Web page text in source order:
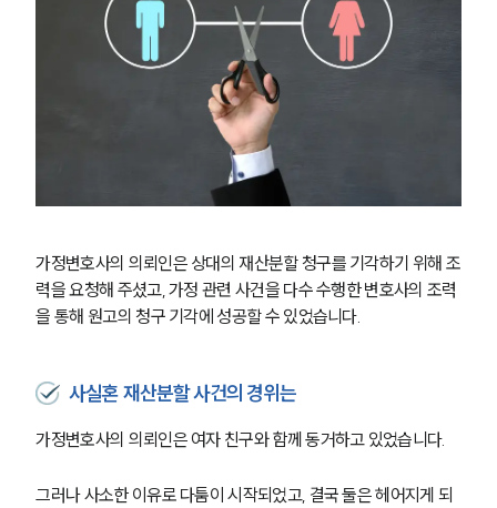
가정변호사의 의뢰인은 상대의 재산분할 청구를 기각하기 위해 조
력을 요청해 주셨고, 가정 관련 사건을 다수 수행한 변호사의 조력
을 통해 원고의 청구 기각에 성공할 수 있었습니다.
사실혼 재산분할 사건의 경위는
가정변호사의 의뢰인은 여자 친구와 함께 동거하고 있었습니다.
그러나 사소한 이유로 다툼이 시작되었고, 결국 둘은 헤어지게 되